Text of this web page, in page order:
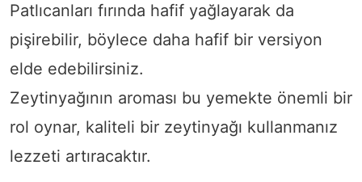
Patlıcanları fırında hafif yağlayarak da
pişirebilir, böylece daha hafif bir versiyon
elde edebilirsiniz.
Zeytinyağının aroması bu yemekte önemli bir
rol oynar, kaliteli bir zeytinyağı kullanmanız
lezzeti artıracaktır.